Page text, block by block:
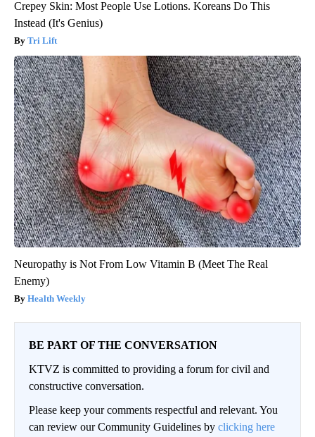
Crepey Skin: Most People Use Lotions. Koreans Do This
Instead (It's Genius)
Tri Lift
Neuropathy is Not From Low Vitamin B (Meet The Real
Enemy)
Health Weekly
BE PART OF THE CONVERSATION
KTVZ is committed to providing a forum for civil and
constructive conversation.
Please keep your comments respectful and relevant. You
can review our Community Guidelines by clicking here